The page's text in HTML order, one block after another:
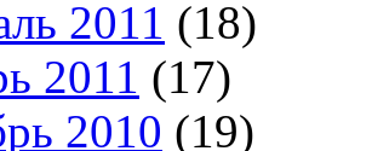
2011 (18)
2011 (17)
2010 (19)